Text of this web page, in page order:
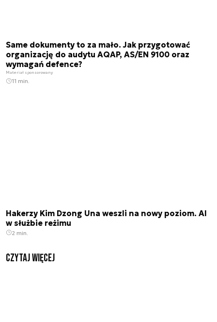
Same dokumenty to za mało. Jak przygotować
organizację do audytu AQAP, AS/EN 9100 oraz
wymagań defence?
Materiał sponsorowany
11 min.
Hakerzy Kim Dzong Una weszli na nowy poziom. AI
w służbie reżimu
2 min.
czytaj więcej